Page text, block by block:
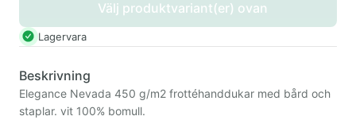
Välj produktvariant(er) ovan
Lagervara
Beskrivning
Elegance Nevada 450 g/m2 frottéhanddukar med bård och
staplar. vit 100% bomull.